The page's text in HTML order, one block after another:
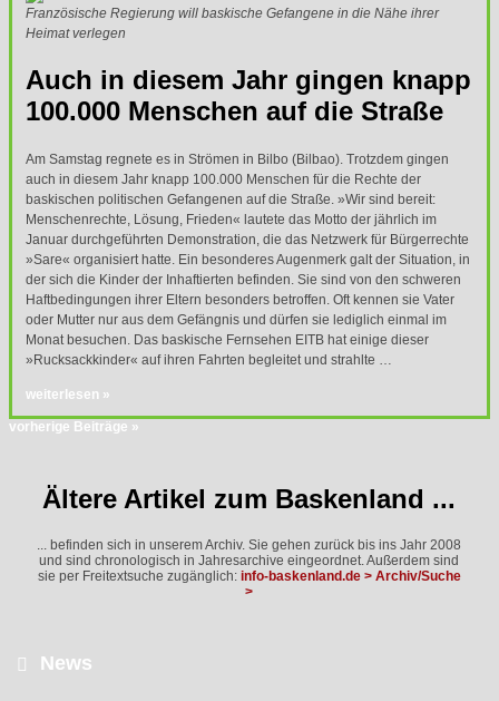
Französische Regierung will baskische Gefangene in die Nähe ihrer
Heimat verlegen
Auch in diesem Jahr gingen knapp
100.000 Menschen auf die Straße
Am Samstag regnete es in Strömen in Bilbo (Bilbao). Trotzdem gingen
auch in diesem Jahr knapp 100.000 Menschen für die Rechte der
baskischen politischen Gefangenen auf die Straße. »Wir sind bereit:
Menschenrechte, Lösung, Frieden« lautete das Motto der jährlich im
Januar durchgeführten Demonstration, die das Netzwerk für Bürgerrechte
»Sare« organisiert hatte. Ein besonderes Augenmerk galt der Situation, in
der sich die Kinder der Inhaftierten befinden. Sie sind von den schweren
Haftbedingungen ihrer Eltern besonders betroffen. Oft kennen sie Vater
oder Mutter nur aus dem Gefängnis und dürfen sie lediglich einmal im
Monat besuchen. Das baskische Fernsehen EITB hat einige dieser
»Rucksackkinder« auf ihren Fahrten begleitet und strahlte …
weiterlesen »
vorherige Beiträge »
Ältere Artikel zum Baskenland ...
... befinden sich in unserem Archiv. Sie gehen zurück bis ins Jahr 2008
und sind chronologisch in Jahresarchive eingeordnet. Außerdem sind
sie per Freitextsuche zugänglich: info-baskenland.de > Archiv/Suche
>
 News